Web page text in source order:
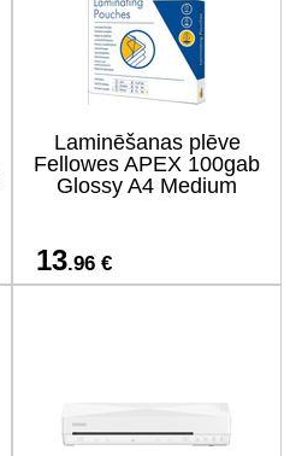
Laminēšanas plēve
Fellowes APEX 100gab
Glossy A4 Medium
13.96 €